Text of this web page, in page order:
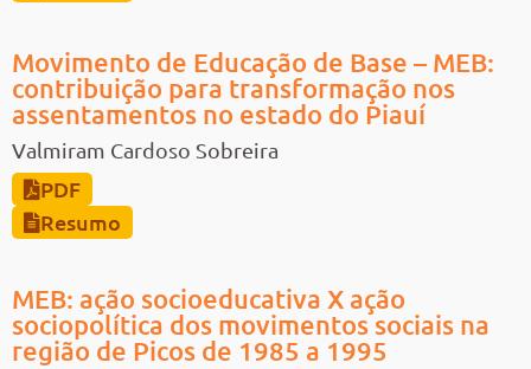
Movimento de Educação de Base – MEB:
contribuição para transformação nos
assentamentos no estado do Piauí
Valmiram Cardoso Sobreira
PDF
Resumo
MEB: ação socioeducativa X ação
sociopolítica dos movimentos sociais na
região de Picos de 1985 a 1995